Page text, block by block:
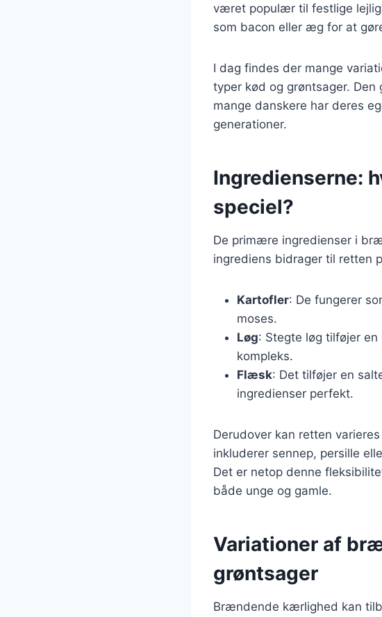
været populær til festlige
som bacon eller æg for at
I dag findes der mange
typer kød og grøntsager.
mange danskere har deres
generationer.
Ingredienserne:
speciel?
De primære ingredienser i
ingrediens bidrager til retten
Kartofler: De fungerer
moses.
Løg: Stegte løg tilføjer
kompleks.
Flæsk: Det tilføjer en
ingredienser perfekt.
Derudover kan retten
inkluderer sennep, persille
Det er netop denne
både unge og gamle.
Variationer af
grøntsager
Brændende kærlighed kan